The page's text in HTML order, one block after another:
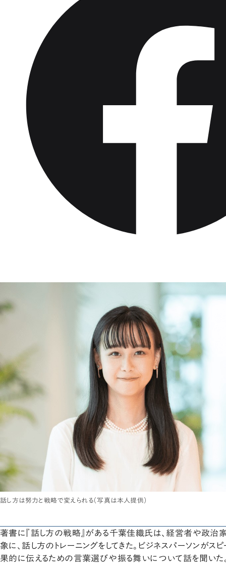
話し方は努力と戦略で変えられる（写真は本人提供）
著書に『話し方の戦略』がある千葉佳織氏は、経営者や政治
象に、話し方のトレーニングをしてきた。ビジネスパーソンがス
果的に伝えるための言葉選びや振る舞いについて話を聞いた